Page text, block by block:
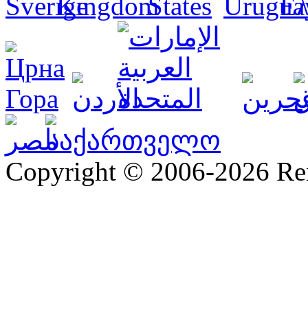
Copyright © 2006-2026